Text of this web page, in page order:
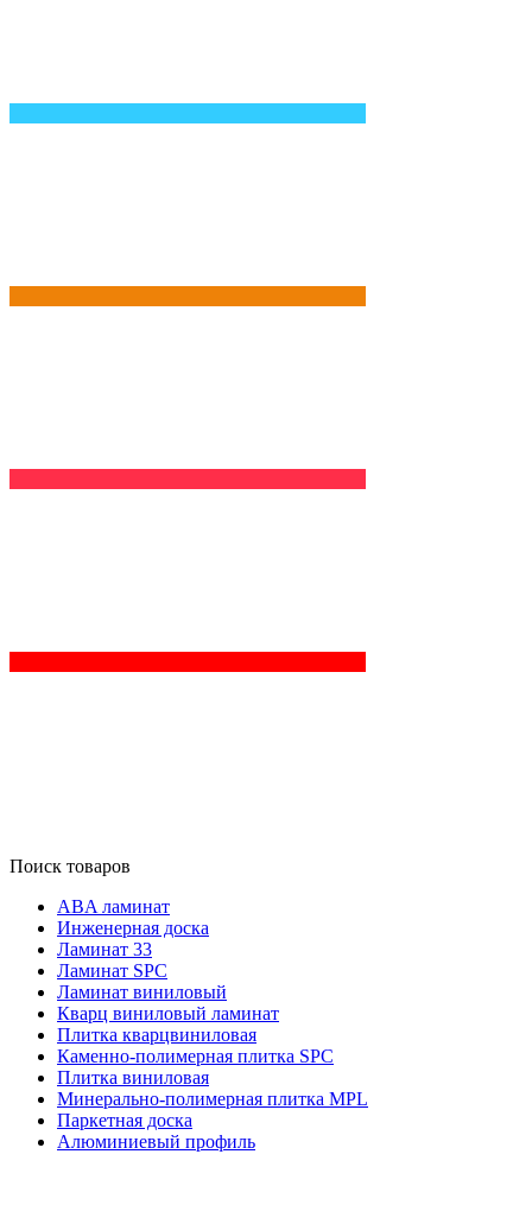
Поиск товаров
ABA ламинат
Инженерная доска
Ламинат 33
Ламинат SPC
Ламинат виниловый
Кварц виниловый ламинат
Плитка кварцвиниловая
Каменно-полимерная плитка SPC
Плитка виниловая
Минерально-полимерная плитка MPL
Паркетная доска
Алюминиевый профиль